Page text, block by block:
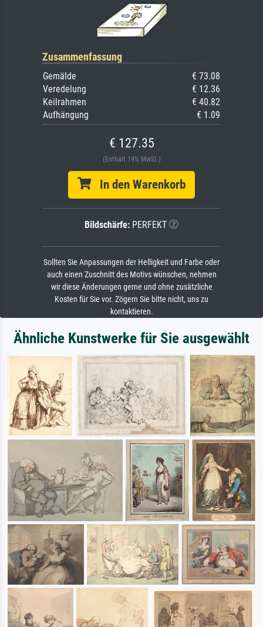
Zusammenfassung
Gemälde
€ 73.08
Veredelung
€ 12.36
Keilrahmen
€ 40.82
Aufhängung
€ 1.09
€ 127.35
(Enthält 19% MwSt.)
In den Warenkorb
Bildschärfe: PERFEKT
Sollten Sie Anpassungen der Helligkeit und Farbe oder
auch einen Zuschnitt des Motivs wünschen, nehmen
wir diese Änderungen gerne und ohne zusätzliche
Kosten für Sie vor. Zögern Sie bitte nicht, uns zu
kontaktieren.
Ähnliche Kunstwerke für Sie ausgewählt